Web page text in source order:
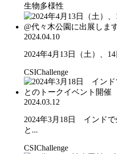
生物多様性
2024.04.10
2024年4月13日（土）、
CSIChallenge
2024.03.12
2024年3月18日 インド
と...
CSIChallenge